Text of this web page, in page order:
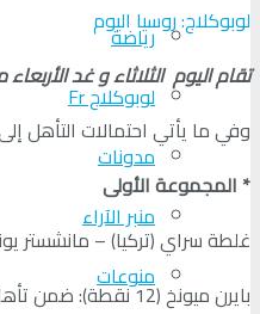
رياضة
لوبوكلاج Fr
مدونات
منبر الآراء
منوعات
لوبوكلاج: روسيا اليوم
تقام اليوم الثلاثاء و غد
وفي ما يأتي احتمالات التأهل إلى دور الـ16 عشية انطلاق الجولة الخامسة قبل الأخيرة علما بأن متصدر ووصيف كل مجموعة
* المجموعة الأولى
غلطة سراي (تركيا) – مانشستر
بايرن ميونخ (12 نقطة): ضمن تأهله وصدارة المجموعة.